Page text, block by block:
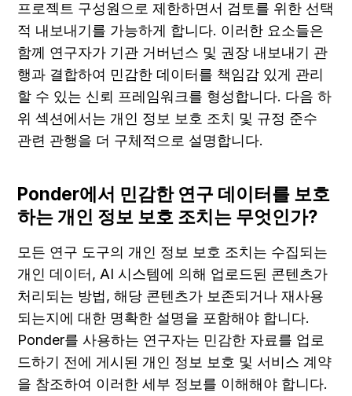
프로젝트 구성원으로 제한하면서 검토를 위한 선택
적 내보내기를 가능하게 합니다. 이러한 요소들은
함께 연구자가 기관 거버넌스 및 권장 내보내기 관
행과 결합하여 민감한 데이터를 책임감 있게 관리
할 수 있는 신뢰 프레임워크를 형성합니다. 다음 하
위 섹션에서는 개인 정보 보호 조치 및 규정 준수
관련 관행을 더 구체적으로 설명합니다.
Ponder에서 민감한 연구 데이터를 보호
하는 개인 정보 보호 조치는 무엇인가?
모든 연구 도구의 개인 정보 보호 조치는 수집되는
개인 데이터, AI 시스템에 의해 업로드된 콘텐츠가
처리되는 방법, 해당 콘텐츠가 보존되거나 재사용
되는지에 대한 명확한 설명을 포함해야 합니다.
Ponder를 사용하는 연구자는 민감한 자료를 업로
드하기 전에 게시된 개인 정보 보호 및 서비스 계약
을 참조하여 이러한 세부 정보를 이해해야 합니다.